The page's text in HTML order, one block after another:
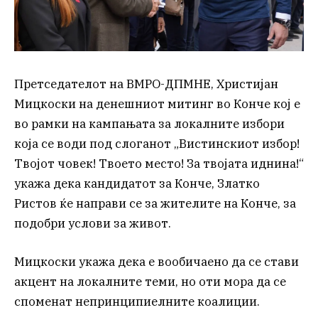
Претседателот на ВМРО-ДПМНЕ, Христијан
Мицкоски на денешниот митинг во Конче кој е
во рамки на кампањата за локалните избори
која се води под слоганот „Вистинскиот избор!
Твојот човек! Твоето место! За твојата иднина!“
укажа дека кандидатот за Конче, Златко
Ристов ќе направи се за жителите на Конче, за
подобри услови за живот.
Мицкоски укажа дека е вообичаено да се стави
акцент на локалните теми, но оти мора да се
споменат непринципиелните коалиции.